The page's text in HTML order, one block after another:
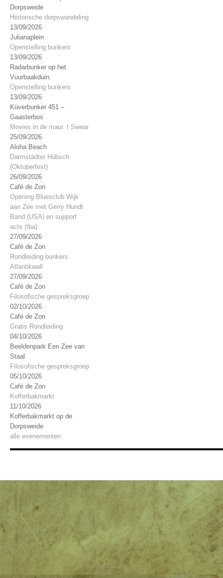
Dorpsweide
Historische dorpswandeling
13/09/2026
Julianaplein
Openstelling bunkers
13/09/2026
Radarbunker op het
Vuurbaakduin.
Openstelling bunkers
13/09/2026
Küverbunker 451 –
Gaasterbos
Movies in de maui: I Swear
25/09/2026
Aloha Beach
Darmstädter Hübsch
(Oktoberfest)
26/09/2026
Café de Zon
Opening Bluesclub Wijk
aan Zee met Gerry Hundt
Band (USA) en support
acts (tba)
27/09/2026
Café de Zon
Rondleiding bunkers
Atlantikwall
27/09/2026
Café de Zon
Filosofische gespreksgroep
02/10/2026
Café de Zon
Gratis Rondleiding
04/10/2026
Beeldenpark Een Zee van
Staal
Filosofische gespreksgroep
05/10/2026
Café de Zon
Kofferbakmarkt
11/10/2026
Kofferbakmarkt op de
Dorpsweide
alle evenementen